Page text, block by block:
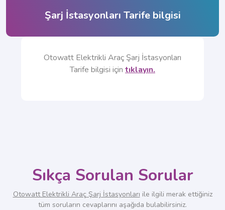
Şarj İstasyonları Tarife bilgisi
Otowatt Elektrikli Araç Şarj İstasyonları
Tarife bilgisi için tıklayın.
Sıkça Sorulan Sorular
Otowatt Elektrikli Araç Şarj İstasyonları ile ilgili merak ettiğiniz
tüm soruların cevaplarını aşağıda bulabilirsiniz.​